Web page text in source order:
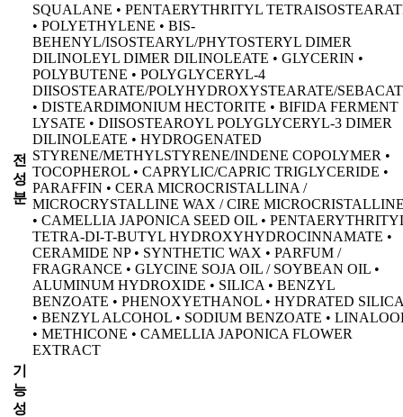
전
성
분
SQUALANE • PENTAERYTHRITYL
• POLYETHYLENE • BIS-
BEHENYL/ISOSTEARYL/PHYTOSTERYL DIMER
DILINOLEYL DIMER DILINOLEATE • GLYCERIN •
POLYBUTENE • POLYGLYCERYL-4
DIISOSTEARATE/POLYHYDROXYSTEARATE/
• DISTEARDIMONIUM HECTORITE • BIFIDA FERMENT
LYSATE • DIISOSTEAROYL POLYGLYCERYL-3 DIMER
DILINOLEATE • HYDROGENATED
STYRENE/METHYLSTYRENE/INDENE COPOLYMER •
TOCOPHEROL • CAPRYLIC/CAPRIC TRIGLYCERIDE •
PARAFFIN • CERA MICROCRISTALLINA /
MICROCRYSTALLINE WAX / CIRE
• CAMELLIA JAPONICA SEED OIL •
TETRA-DI-T-BUTYL HYDROXYHYDROCINNAMATE •
CERAMIDE NP • SYNTHETIC WAX • PARFUM /
FRAGRANCE • GLYCINE SOJA OIL / SOYBEAN OIL •
ALUMINUM HYDROXIDE • SILICA • BENZYL
BENZOATE • PHENOXYETHANOL • HYDRATED SILICA
• BENZYL ALCOHOL • SODIUM BENZOATE •
• METHICONE • CAMELLIA JAPONICA FLOWER
EXTRACT
기
능
성